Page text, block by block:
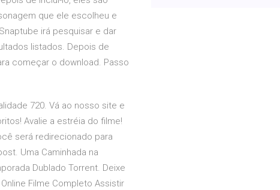
que ele escolheu e
irá pesquisar e dar
listados. Depois de
começar o download. Passo
720. Vá ao nosso site e
Avalie a estréia do filme!
será redirecionado para
Uma Caminhada na
Dublado Torrent. Deixe
Filme Completo Assistir